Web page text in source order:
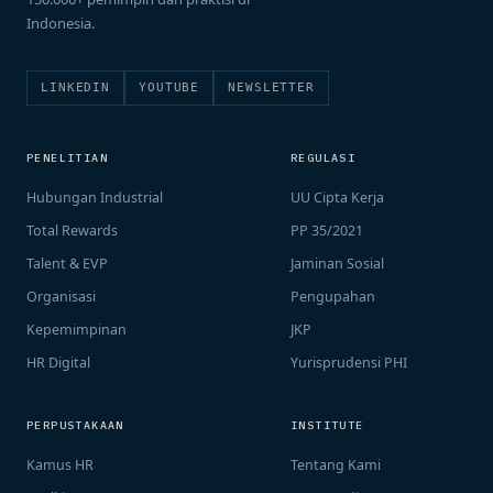
Indonesia.
LINKEDIN YOUTUBE NEWSLETTER
PENELITIAN
Hubungan Industrial
Total Rewards
Talent & EVP
Organisasi
Kepemimpinan
HR Digital
REGULASI
UU Cipta Kerja
PP 35/2021
Jaminan Sosial
Pengupahan
JKP
Yurisprudensi PHI
PERPUSTAKAAN
Kamus HR
INSTITUTE
Tentang Kami